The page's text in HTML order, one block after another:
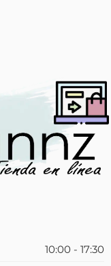
10:00 - 17:30